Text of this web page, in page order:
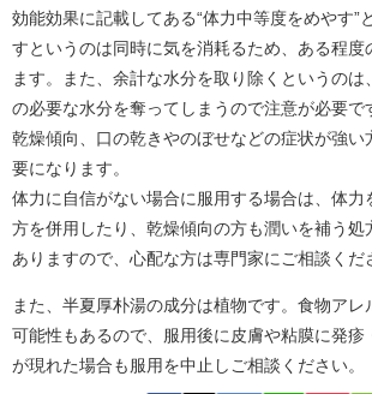
効能効果に記載してある“体力中等度をめやす”
すというのは同時に気を消耗るため、ある程度
ます。また、余計な水分を取り除くというのは
の必要な水分を奪ってしまうので注意が必要で
乾燥傾向、口の乾きやのぼせなどの症状が強い
要になります。
体力に自信がない場合に服用する場合は、体力
方を併用したり、乾燥傾向の方も潤いを補う処
ありますので、心配な方は専門家にご相談くだ
また、半夏厚朴湯の成分は植物です。食物アレ
可能性もあるので、服用後に皮膚や粘膜に発疹
が現れた場合も服用を中止しご相談ください。